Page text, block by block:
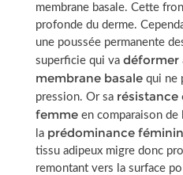
membrane basale. Cette
profonde du derme.
une poussée permanente
superficie qui va déformer
membrane basalequi ne
pression. Or sa résistance
femmeen comparaison de
la prédominance
tissu adipeux migre donc
remontant vers la surface